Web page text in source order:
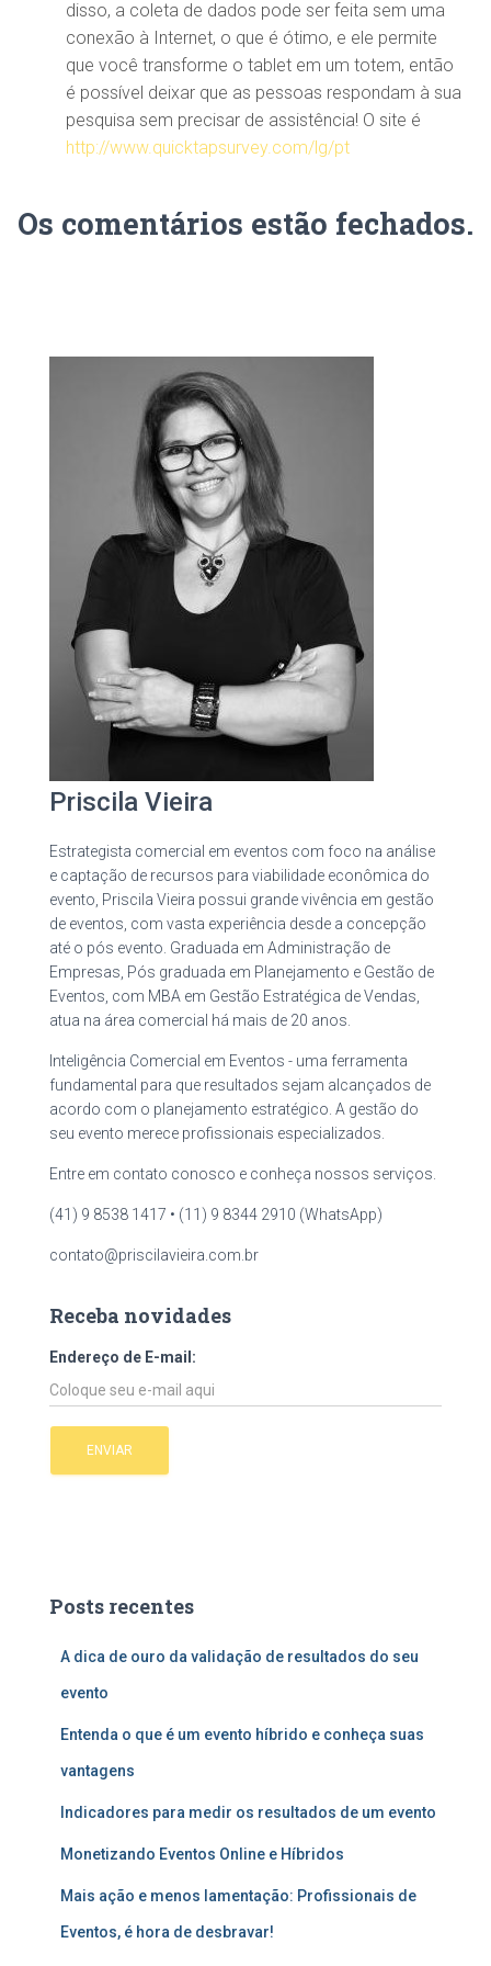
disso, a coleta de dados pode ser feita sem uma
conexão à Internet, o que é ótimo, e ele permite
que você transforme o tablet em um totem, então
é possível deixar que as pessoas respondam à sua
pesquisa sem precisar de assistência! O site é
http://www.quicktapsurvey.com/lg/pt
Os comentários estão fechados.
Priscila Vieira
Estrategista comercial em eventos com foco na análise
e captação de recursos para viabilidade econômica do
evento, Priscila Vieira possui grande vivência em gestão
de eventos, com vasta experiência desde a concepção
até o pós evento. Graduada em Administração de
Empresas, Pós graduada em Planejamento e Gestão de
Eventos, com MBA em Gestão Estratégica de Vendas,
atua na área comercial há mais de 20 anos.
Inteligência Comercial em Eventos - uma ferramenta
fundamental para que resultados sejam alcançados de
acordo com o planejamento estratégico. A gestão do
seu evento merece profissionais especializados.
Entre em contato conosco e conheça nossos serviços.
(41) 9 8538 1417 • (11) 9 8344 2910 (WhatsApp)
contato@priscilavieira.com.br
Receba novidades
Endereço de E-mail:
Posts recentes
A dica de ouro da validação de resultados do seu
evento
Entenda o que é um evento híbrido e conheça suas
vantagens
Indicadores para medir os resultados de um evento
Monetizando Eventos Online e Híbridos
Mais ação e menos lamentação: Profissionais de
Eventos, é hora de desbravar!